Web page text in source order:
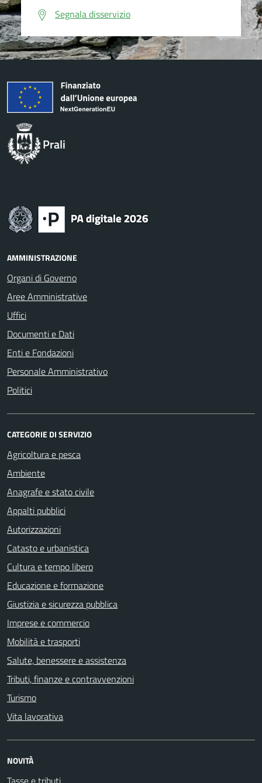
Segnala disservizio
Prali
AMMINISTRAZIONE
Organi di Governo
Aree Amministrative
Uffici
Documenti e Dati
Enti e Fondazioni
Personale Amministrativo
Politici
CATEGORIE DI SERVIZIO
Agricoltura e pesca
Ambiente
Anagrafe e stato civile
Appalti pubblici
Autorizzazioni
Catasto e urbanistica
Cultura e tempo libero
Educazione e formazione
Giustizia e sicurezza pubblica
Imprese e commercio
Mobilità e trasporti
Salute, benessere e assistenza
Tributi, finanze e contravvenzioni
Turismo
Vita lavorativa
NOVITÀ